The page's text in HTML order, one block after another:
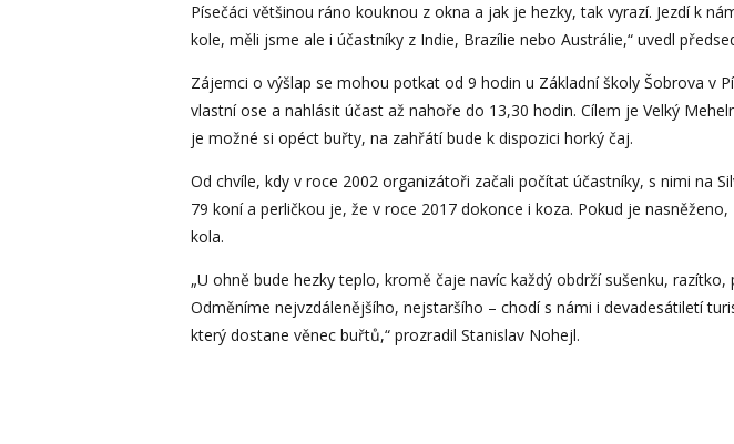
Písečáci většinou ráno kouknou z okna a jak je hezky, tak vyrazí. Jezdí k
kole, měli jsme ale i účastníky z Indie, Brazílie nebo Austrálie,“ uvedl
Zájemci o výšlap se mohou potkat od 9 hodin u Základní školy Šobrova v
vlastní ose a nahlásit účast až nahoře do 13,30 hodin. Cílem je Velký
je možné si opéct buřty, na zahřátí bude k dispozici horký čaj.
Od chvíle, kdy v roce 2002 organizátoři začali počítat účastníky, s nimi na
79 koní a perličkou je, že v roce 2017 dokonce i koza. Pokud je
kola.
„U ohně bude hezky teplo, kromě čaje navíc každý obdrží sušenku,
Odměníme nejvzdálenějšího, nejstaršího – chodí s námi i devadesátiletí
který dostane věnec buřtů,“ prozradil Stanislav Nohejl.